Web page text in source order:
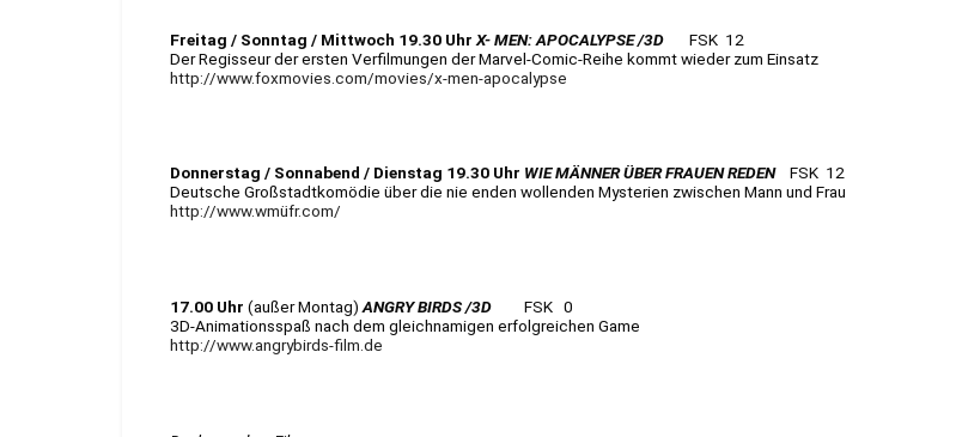
Freitag / Sonntag / Mittwoch 19.30 Uhr X- MEN: APOCALYPSE /3D FSK 12
Der Regisseur der ersten Verfilmungen der Marvel-Comic-Reihe kommt wieder zum Einsatz
http://www.foxmovies.com/movies/x-men-apocalypse
Donnerstag / Sonnabend / Dienstag 19.30 Uhr WIE MÄNNER ÜBER FRAUEN REDENFSK 12
Deutsche Großstadtkomödie über die nie enden wollenden Mysterien zwischen Mann und Frau
http://www.wmüfr.com/
17.00 Uhr (außer Montag) ANGRY BIRDS /3D FSK 0
3D-Animationsspaß nach dem gleichnamigen erfolgreichen Game
http://www.angrybirds-film.de